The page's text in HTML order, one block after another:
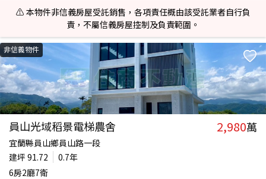
⚠️ 本物件非信義房屋受託銷售，各項責任概由該受託業者自行負
責，不屬信義房屋控制及負責範圍。
非信義物件
員山光域稻景電梯農舍 2,980萬
宜蘭縣員山鄉員山路一段
建坪 91.72
0.7年
6房2廳7衛